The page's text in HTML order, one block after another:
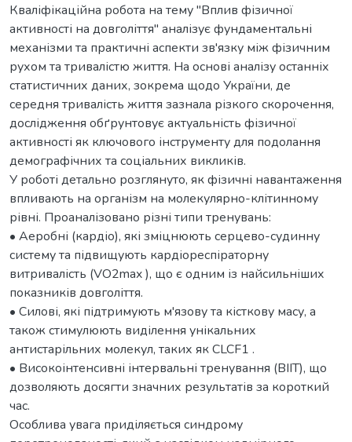
Кваліфікаційна робота на тему "Вплив фізичної
активності на довголіття" аналізує фундаментальні
механізми та практичні аспекти зв'язку між фізичним
рухом та тривалістю життя. На основі аналізу останніх
статистичних даних, зокрема щодо України, де
середня тривалість життя зазнала різкого скорочення,
дослідження обґрунтовує актуальність фізичної
активності як ключового інструменту для подолання
демографічних та соціальних викликів.
У роботі детально розглянуто, як фізичні навантаження
впливають на організм на молекулярно-клітинному
рівні. Проаналізовано різні типи тренувань:
• Аеробні (кардіо), які зміцнюють серцево-судинну
систему та підвищують кардіореспіраторну
витривалість (VO2max ), що є одним із найсильніших
показників довголіття.
• Силові, які підтримують м'язову та кісткову масу, а
також стимулюють виділення унікальних
антистарільних молекул, таких як CLCF1 .
• Високоінтенсивні інтервальні тренування (ВІІТ), що
дозволяють досягти значних результатів за короткий
час.
Особлива увага приділяється синдрому